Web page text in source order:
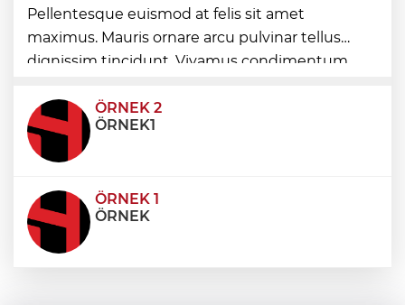
Bursa’da 700 yıllık ruh marşlarla
yaşatılıyor
Pellentesque euismod at felis sit amet
maximus. Mauris ornare arcu pulvinar tellus
dignissim tincidunt. Vivamus condimentum
condimentum eros et, faucibus sapien. Praese
ÖRNEK 2
ÖRNEK1
ÖRNEK 1
ÖRNEK